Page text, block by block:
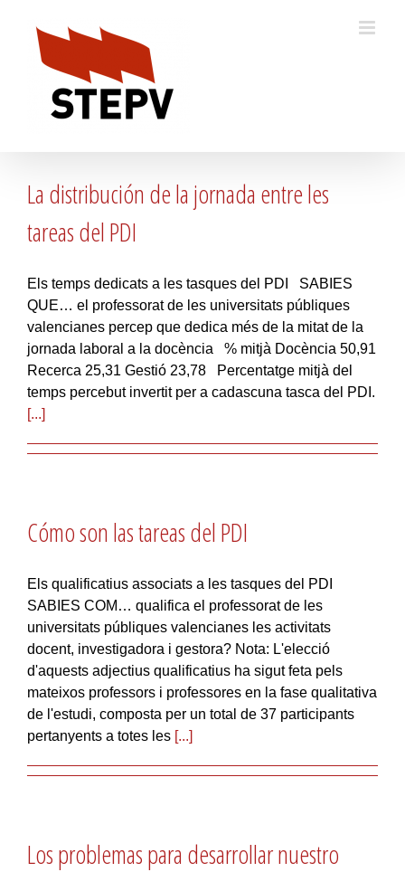
content
La distribución de la jornada entre les
tareas del PDI
Els temps dedicats a les tasques del PDI SABIES
QUE… el professorat de les universitats públiques
valencianes percep que dedica més de la mitat de la
jornada laboral a la docència % mitjà Docència 50,91
Recerca 25,31 Gestió 23,78 Percentatge mitjà del
temps percebut invertit per a cadascuna tasca del PDI.
[...]
Cómo son las tareas del PDI
Els qualificatius associats a les tasques del PDI
SABIES COM… qualifica el professorat de les
universitats públiques valencianes les activitats
docent, investigadora i gestora? Nota: L'elecció
d'aquests adjectius qualificatius ha sigut feta pels
mateixos professors i professores en la fase qualitativa
de l'estudi, composta per un total de 37 participants
pertanyents a totes les [...]
Los problemas para desarrollar nuestro